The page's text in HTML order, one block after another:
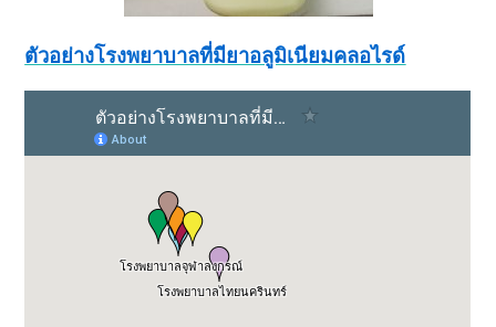
ตัวอย่างโรงพยาบาลที่มียาอลูมิเนียมคลอไรด์